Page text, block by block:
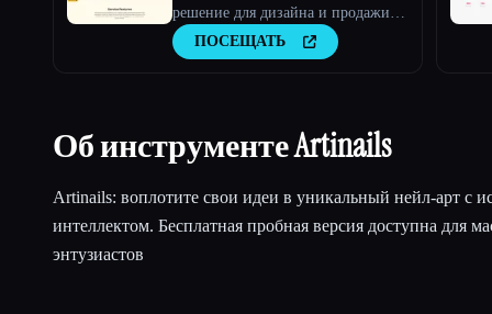
решение для дизайна и продажи
стикеров на базе искусственного
интеллекта
ПОСЕЩАТЬ
Об инструменте Artinails
Artinails: воплотите свои идеи в уникальный нейл-арт с
интеллектом. Бесплатная пробная версия доступна для
энтузиастов